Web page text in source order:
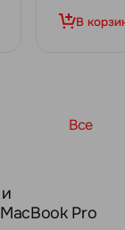
В
Все
Pro